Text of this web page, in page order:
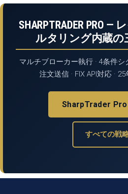
SHARPTRADER PRO —
ルタリング内蔵の
マルチブローカー執行 · 4条件シ
注文送信 · FIX API対応 ·
SharpTrader
すべての戦